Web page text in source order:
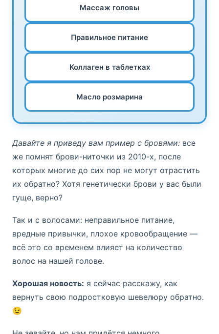
лучшая идея. Лучше налейте
немного шампуня в ладонь,
потом распределяйте по коже
головы.
Массируйте кожу головы, а не
очищения кожи головы.
Массируйте её мягкими круговыми
движениями, кончиками пальцев
(не ногтями!). Остальная длина
промоется пеной, стекающей вниз.
Очень важно полностью смыть
шампунь. Остатки могут вызвать
зуд, раздражение и утяжелить
волосы.
6.
Используйте кондиционер или
маски) наносятся только на длину и
Массаж головы
Правильное питание
Коллаген в таблетках
Масло розмарина
Давайте я приведу вам пример с бровями: все
же помнят брови-ниточки из 2010-х, после
которых многие до сих пор не могут отрастить
их обратно? Хотя генетически брови у вас были
гуще, верно?
Так и с волосами: неправильное питание,
вредные привычки, плохое кровообращение —
всё это со временем влияет на количество
волос на нашей голове.
Хорошая новость: я сейчас расскажу, как
вернуть свою подростковую шевелюру обратно.
😉